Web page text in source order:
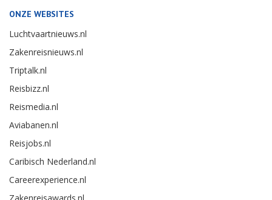
ONZE WEBSITES
Luchtvaartnieuws.nl
Zakenreisnieuws.nl
Triptalk.nl
Reisbizz.nl
Reismedia.nl
Aviabanen.nl
Reisjobs.nl
Caribisch Nederland.nl
Careerexperience.nl